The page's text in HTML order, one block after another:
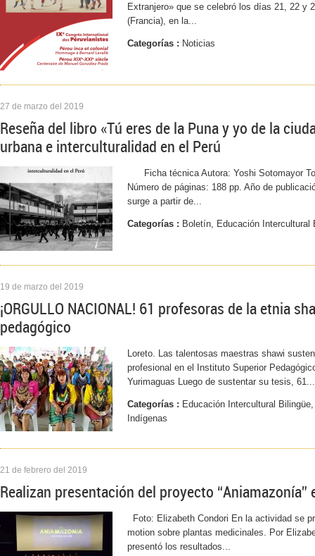
Extranjero» que se celebró los días 21, 22 y
(Francia), en la...
Categorías : Noticias
27 de marzo del 2019
Reseña del libro «Tú eres de la Puna y yo de la
urbana e interculturalidad en el Perú
Ficha técnica Autora: Yoshi Sotomayor
Número de páginas: 188 pp. Año de
surge a partir de...
Categorías : Boletín, Educación Intercultural
19 de marzo del 2019
¡ORGULLO NACIONAL! 61 profesoras de la etnia
pedagógico
Loreto. Las talentosas maestras shawi
profesional en el Instituto Superior
Yurimaguas Luego de sustentar su tesis, 61...
Categorías : Educación Intercultural
Indígenas
21 de febrero del 2019
Realizan presentación del proyecto
Foto: Elizabeth Condori En la actividad se
motion sobre plantas medicinales. Por
presentó los resultados...